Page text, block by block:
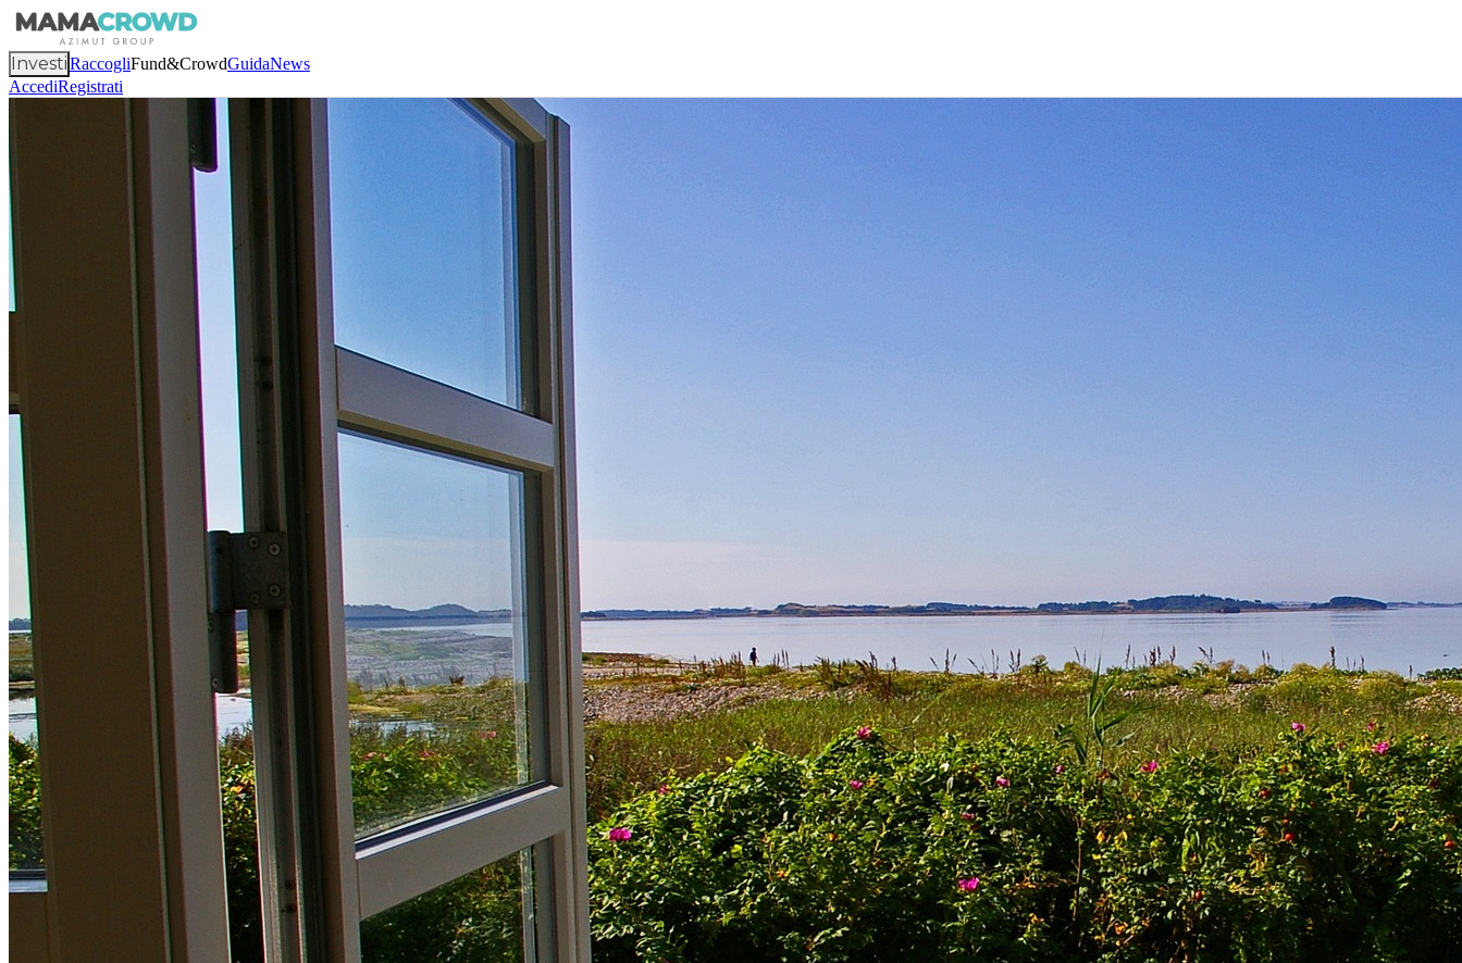
InvestiRaccogliFund&CrowdGuidaNews
AccediRegistrati